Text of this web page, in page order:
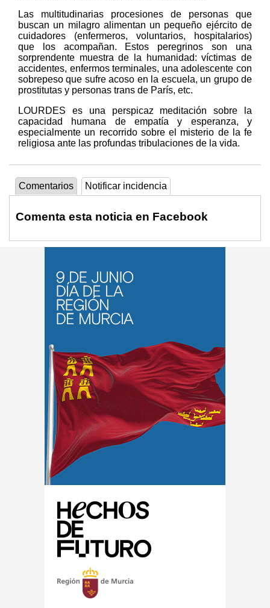
Las multitudinarias procesiones de personas que
buscan un milagro alimentan un pequeño ejército de
cuidadores (enfermeros, voluntarios, hospitalarios)
que los acompañan. Estos peregrinos son una
sorprendente muestra de la humanidad: víctimas de
accidentes, enfermos terminales, una adolescente con
sobrepeso que sufre acoso en la escuela, un grupo de
prostitutas y personas trans de París, etc.
LOURDES es una perspicaz meditación sobre la
capacidad humana de empatía y esperanza, y
especialmente un recorrido sobre el misterio de la fe
religiosa ante las profundas tribulaciones de la vida.
Comentarios Notificar incidencia
Comenta esta noticia en Facebook